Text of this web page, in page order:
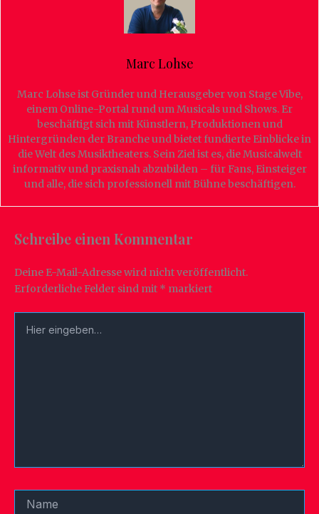
Marc Lohse
Marc Lohse ist Gründer und Herausgeber von Stage Vibe,
einem Online-Portal rund um Musicals und Shows. Er
beschäftigt sich mit Künstlern, Produktionen und
Hintergründen der Branche und bietet fundierte Einblicke in
die Welt des Musiktheaters. Sein Ziel ist es, die Musicalwelt
informativ und praxisnah abzubilden – für Fans, Einsteiger
und alle, die sich professionell mit Bühne beschäftigen.
Schreibe einen Kommentar
Deine E-Mail-Adresse wird nicht veröffentlicht.
Erforderliche Felder sind mit * markiert
eingeben…